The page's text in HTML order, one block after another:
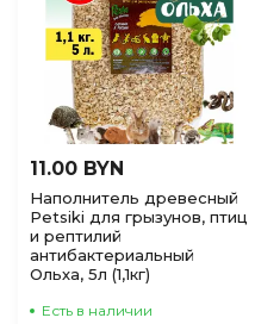
11.00 BYN
Наполнитель древесный
Petsiki для грызунов, птиц
и рептилий
антибактериальный
Ольха, 5л (1,1кг)
Есть в наличии